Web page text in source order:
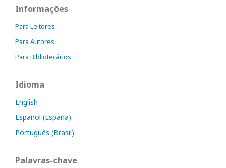
Informações
Para Leitores
Para Autores
Para Bibliotecários
Idioma
English
Español (España)
Português (Brasil)
Palavras-chave